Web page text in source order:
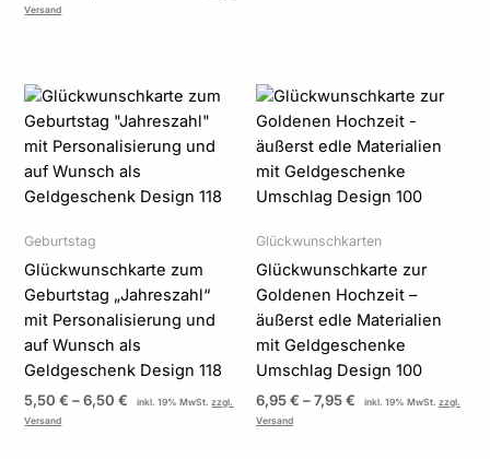
Versand
Geburtstag
Glückwunschkarte zum
Geburtstag „Jahreszahl“
mit Personalisierung und
auf Wunsch als
Geldgeschenk Design 118
5,50€ –6,50€
Preisspanne:
bis
6,50 €
inkl. 19% MwSt.zzgl.
Versand
Glückwunschkarten
Glückwunschkarte zur
Goldenen Hochzeit –
äußerst edle Materialien
mit Geldgeschenke
Umschlag Design 100
6,95€ –7,95€
Preisspanne:
bis
7,95 €
inkl. 19% MwSt. zzgl.
Versand